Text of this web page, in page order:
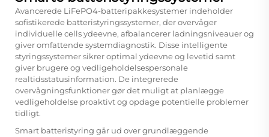
Avancerede LiFePO4-batteripakkesystemer indeholder
sofistikerede batteristyringssystemer, der overvåger
individuelle cells ydeevne, afbalancerer ladningsniveauer og
giver omfattende systemdiagnostik. Disse intelligente
styringssystemer sikrer optimal ydeevne og levetid samt
giver brugere og vedligeholdelsespersonale
realtidsstatusinformation. De integrerede
overvågningsfunktioner gør det muligt at planlægge
vedligeholdelse proaktivt og opdage potentielle problemer
tidligt.
Smart batteristyring går ud over grundlæggende